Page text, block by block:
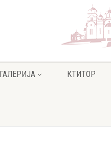
ГАЛЕРИЈА КТИТОР